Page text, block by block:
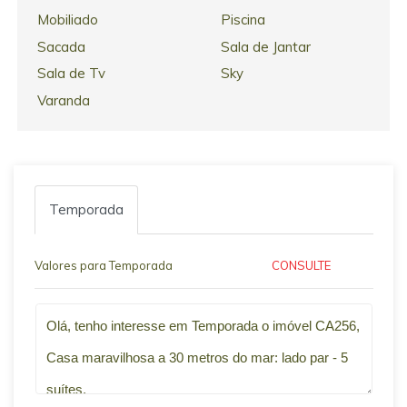
Mobiliado
Piscina
Sacada
Sala de Jantar
Sala de Tv
Sky
Varanda
Temporada
Valores para Temporada CONSULTE